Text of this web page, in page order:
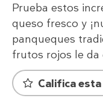
Prueba estos
queso fresco y
panqueques
frutos rojos le da
Califica